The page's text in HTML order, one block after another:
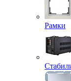
Рамки